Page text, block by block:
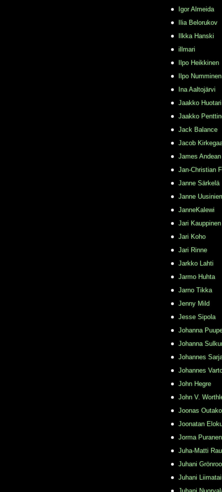
Igor Almeida
Ilia Belorukov
Ilkka Hanski
illmari
Ilpo Heikkinen
Ilpo Numminen
Ina Aaltojärvi
Jaakko Huotari
Jaakko
Jack Balance
Jacob
James Andean
Jan-Christian
Janne Särkelä
Janne
JanneKalewi
Jari Kauppinen
Jari Koho
Jari Rinne
Jarkko Lahti
Jarmo Huhta
Jarno Tikka
Jenny Mild
Jesse Sipola
Johanna
Johanna
Johannes
Johannes
John Hegre
John V.
Joonas
Joonatan
Jorma Puranen
Juha-Matti
Juhani
Juhani